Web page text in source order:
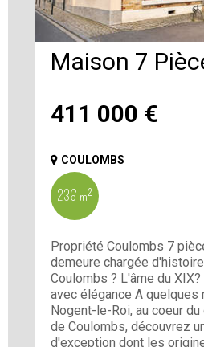
411 000 €
Maison 7
COULOMBS
236 m²
Propriété Coulombs 7
demeure chargée
Coulombs ? L'âme du
avec élégance A quelques
Nogent-le-Roi, au coeur
de Coulombs, découvrez
d'exception dont les